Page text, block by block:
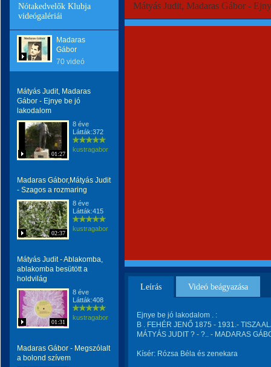
Nótakedvelők Klubja
videógalériái
Madaras
Gábor
70 videó
Mátyás Judit, Madaras
Gábor - Ejnye be jó
lakodalom
01:27
8 éve
Látták:372
kustragabor
Madaras Gábor,Mátyás Judit
- Szagos a rozmaring
02:37
8 éve
Látták:415
kustragabor
Mátyás Judit - Ablakomba,
ablakomba besütött a
holdvilág
01:31
8 éve
Látták:408
kustragabor
Madaras Gábor - Megszólalt
a bolond szívem
Mátyás Judit, Madaras Gábor -
Leírás Videó beágyazása
Ejnye be jó lakodalom . :
B . FEHÉR JENŐ 1875 - 1931.- TISZA
MÁTYÁS JUDIT ? - ?.. - MADARAS
Kísér: Rózsa Béla és zenekara